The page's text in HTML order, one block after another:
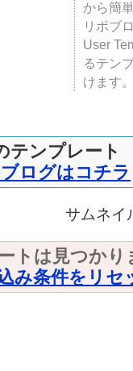
から簡
リポブ
User
るテン
けます
テンプレート
ログはコチラ
サムネイ
トは見つかり
み条件をリセ